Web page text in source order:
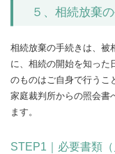
５、相続放棄
相続放棄の手続きは、被
に、相続の開始を知った
のものはご自身で行うこ
家庭裁判所からの照会書
ます。
STEP1｜必要書類